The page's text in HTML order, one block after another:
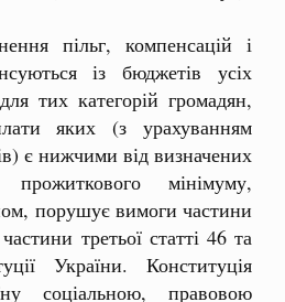
пільг, компенсацій і
із бюджетів усіх
тих категорій громадян,
яких (з урахуванням
є нижчими від визначених
мінімуму,
порушує вимоги частини
третьої статті 46 та
України. Конституція
соціальною, правовою